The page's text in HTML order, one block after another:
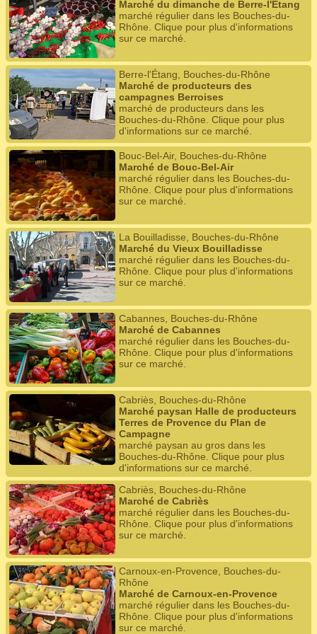
Marché du dimanche de Berre-l'Étang
marché régulier dans les Bouches-du-
Rhône. Clique pour plus d'informations
sur ce marché.
Berre-l'Étang, Bouches-du-Rhône
Marché de producteurs des
campagnes Berroises
marché de producteurs dans les
Bouches-du-Rhône. Clique pour plus
d'informations sur ce marché.
Bouc-Bel-Air, Bouches-du-Rhône
Marché de Bouc-Bel-Air
marché régulier dans les Bouches-du-
Rhône. Clique pour plus d'informations
sur ce marché.
La Bouilladisse, Bouches-du-Rhône
Marché du Vieux Bouilladisse
marché régulier dans les Bouches-du-
Rhône. Clique pour plus d'informations
sur ce marché.
Cabannes, Bouches-du-Rhône
Marché de Cabannes
marché régulier dans les Bouches-du-
Rhône. Clique pour plus d'informations
sur ce marché.
Cabriès, Bouches-du-Rhône
Marché paysan Halle de producteurs
Terres de Provence du Plan de
Campagne
marché paysan au gros dans les
Bouches-du-Rhône. Clique pour plus
d'informations sur ce marché.
Cabriès, Bouches-du-Rhône
Marché de Cabriès
marché régulier dans les Bouches-du-
Rhône. Clique pour plus d'informations
sur ce marché.
Carnoux-en-Provence, Bouches-du-
Rhône
Marché de Carnoux-en-Provence
marché régulier dans les Bouches-du-
Rhône. Clique pour plus d'informations
sur ce marché.